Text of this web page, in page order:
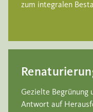
zum integralen
Gezielte Begrünung
Antwort auf